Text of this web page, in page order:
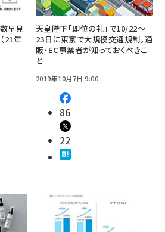
早見
21年
天皇陛下「即位の礼」で10/22～
23日に東京で大規模交通規制。通
販・EC事業者が知っておくべきこ
と
2019年10月7日 9:00
86
22